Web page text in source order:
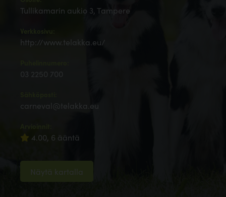
Tullikamarin aukio 3, Tampere
Verkkosivu:
http://www.telakka.eu/
03 2250 700
carneval@telakka.eu
4.00, 6 ääntä
Näytä kartalla